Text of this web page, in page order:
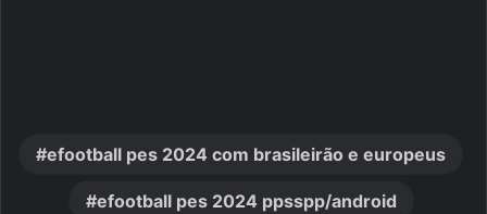
efootball pes 2024 com brasileirão e europeus
efootball pes 2024 ppsspp/android